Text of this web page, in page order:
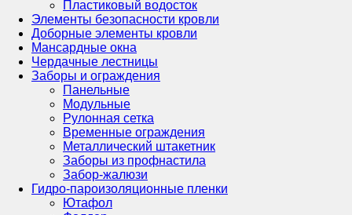
Пластиковый водосток
Элементы безопасности кровли
Доборные элементы кровли
Мансардные окна
Чердачные лестницы
Заборы и ограждения
Панельные
Модульные
Рулонная сетка
Временные ограждения
Металлический штакетник
Заборы из профнастила
Забор-жалюзи
Гидро-пароизоляционные пленки
Ютафол